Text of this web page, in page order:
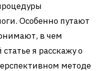
Особенно путают
в чем
я расскажу о
методе